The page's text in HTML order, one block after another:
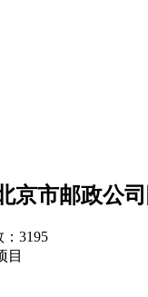
京市邮政公
3195
目